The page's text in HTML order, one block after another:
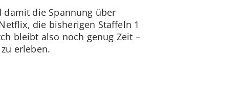
damit die Spannung über
die bisherigen Staffeln 1
bleibt also noch genug Zeit –
erleben.